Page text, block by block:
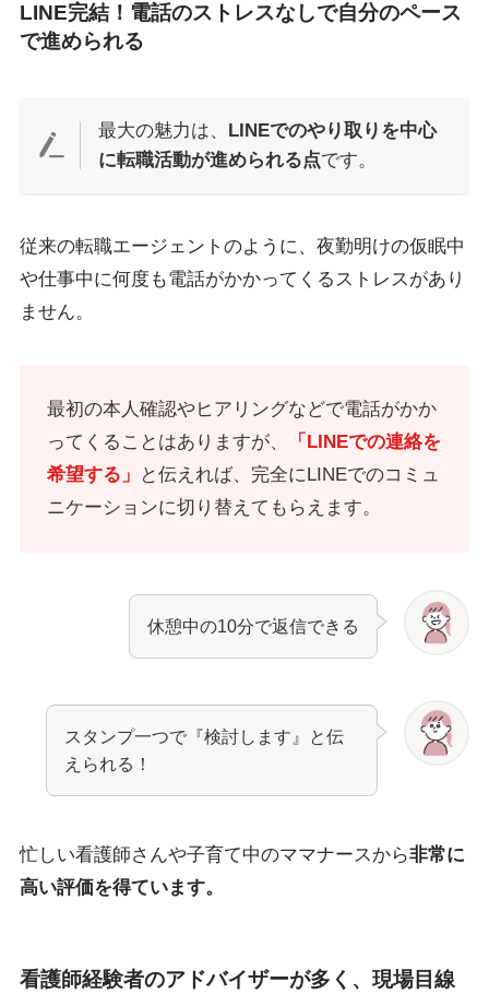
LINE完結！電話のストレスなしで自分のペース
で進められる
最大の魅力は、 LINEでのやり取りを中心
に転職活動が進められる点です。
従来の転職エージェントのように、夜勤明けの仮眠中
や仕事中に何度も電話がかかってくるストレスがあり
ません。
最初の本人確認やヒアリングなどで電話がかか
ってくることはありますが、
「LINEでの連絡を
希望する」
と伝えれば、完全にLINEでのコミュ
ニケーションに切り替えてもらえます。
休憩中の10分で返信できる
スタンプ一つで『検討します』と伝
えられる！
忙しい看護師さんや子育て中のママナースから非常に
高い評価を得ています。
看護師経験者のアドバイザーが多く、現場目線